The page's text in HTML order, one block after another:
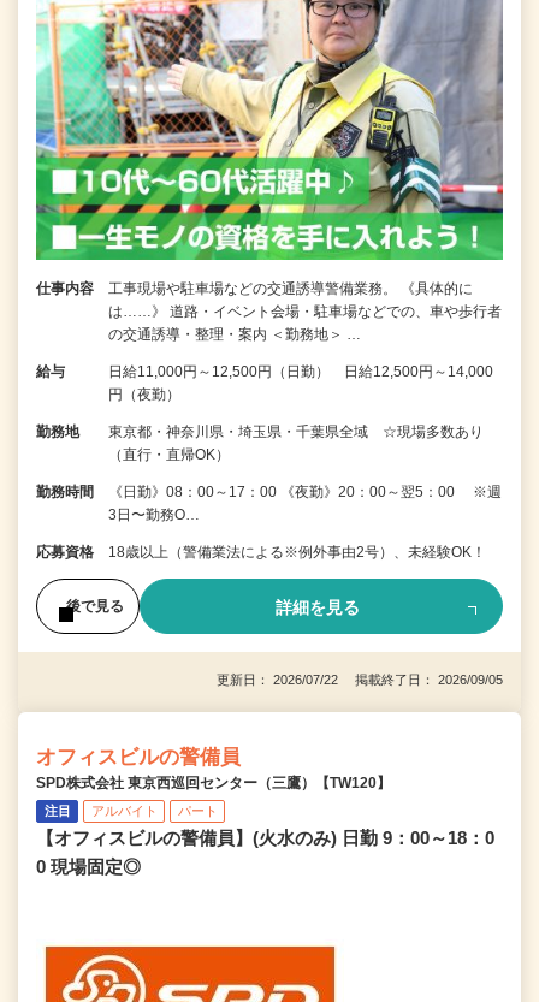
仕事内容
工事現場や駐車場などの交通誘導警備業務。 《具体的に
は……》 道路・イベント会場・駐車場などでの、車や歩行者
の交通誘導・整理・案内 ＜勤務地＞ …
給与
日給11,000円～12,500円（日勤） 日給12,500円～14,000
円（夜勤）
勤務地
東京都・神奈川県・埼玉県・千葉県全域 ☆現場多数あり
（直行・直帰OK）
勤務時間
《日勤》08：00～17：00 《夜勤》20：00～翌5：00 ※週
3日〜勤務O…
応募資格 18歳以上（警備業法による※例外事由2号）、未経験OK！
後で見る 詳細を見る
更新日： 2026/07/22 掲載終了日： 2026/09/05
オフィスビルの警備員
SPD株式会社 東京西巡回センター（三鷹）【TW120】
注目 アルバイト パート
【オフィスビルの警備員】(火水のみ) 日勤 9：00～18：0
0 現場固定◎